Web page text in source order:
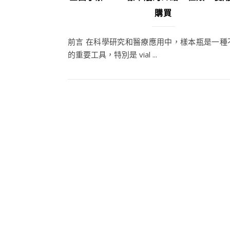
購買
前言 在科學研究和醫療應用中，樣本瓶是一種
的重要工具，特別是 vial ...